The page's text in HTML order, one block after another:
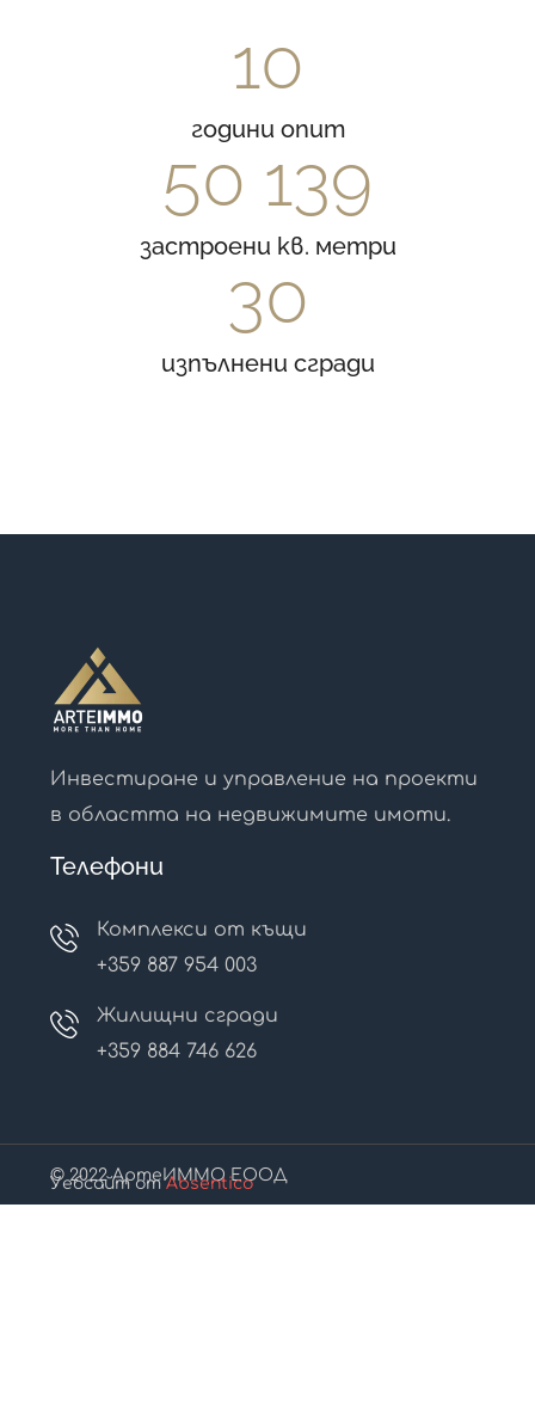
години опит
10
застроени кв. метри
50 139
изпълнени сгради
30
Инвестиране и управление на проекти
в областта на недвижимите имоти.
Телефони
Комплекси от къщи
+359 887 954 003
Жилищни сгради
+359 884 746 626
© 2022 АртеИММО ЕООД
Уебсайт отAbsentico